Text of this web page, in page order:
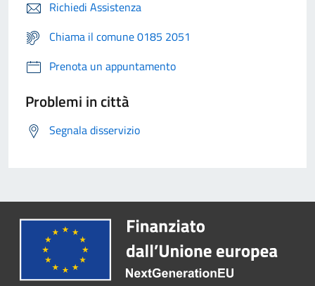
Richiedi Assistenza
Chiama il comune 0185 2051
Prenota un appuntamento
Problemi in città
Segnala disservizio